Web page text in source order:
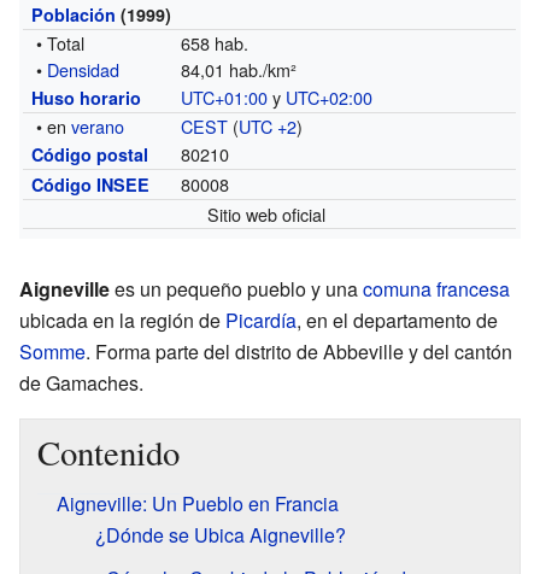
Población (1999)
• Total
658 hab.
• Densidad 84,01 hab./km²
Huso horario UTC+01:00y UTC+02:00
• enverano CEST (UTC +2)
Código postal 80210
Código INSEE
80008
Sitio web oficial
Aignevillees un pequeño pueblo y unacomuna francesa
ubicada en la región de Picardía, en el departamento de
Somme. Forma parte del distrito de Abbeville y del cantón
de Gamaches.
Contenido
Aigneville: Un Pueblo en Francia
¿Dónde se Ubica Aigneville?